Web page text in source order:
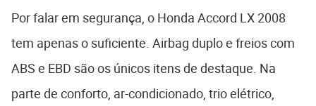
Por falar em segurança, o Honda Accord LX 2008
tem apenas o suficiente. Airbag duplo e freios com
ABS e EBD são os únicos itens de destaque. Na
parte de conforto, ar-condicionado, trio elétrico,